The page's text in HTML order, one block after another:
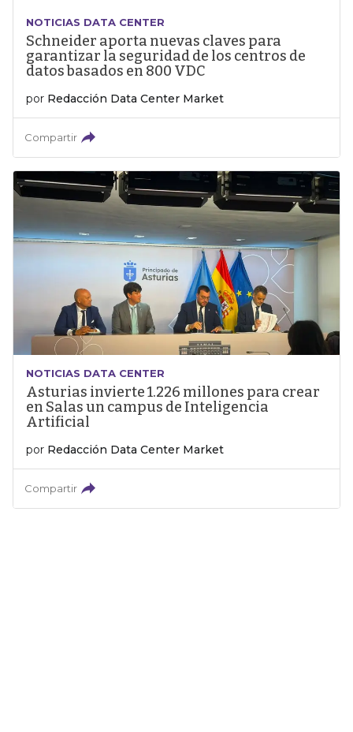
NOTICIAS DATA CENTER
Schneider aporta nuevas claves para
garantizar la seguridad de los centros de
datos basados en 800 VDC
por Redacción Data Center Market
Compartir
NOTICIAS DATA CENTER
Asturias invierte 1.226 millones para crear
en Salas un campus de Inteligencia
Artificial
por Redacción Data Center Market
Compartir